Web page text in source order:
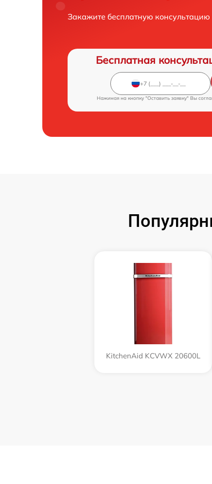
Закажите бесплатную консультацию
Бесплатная
Нажимая на кнопку "Оставить заявку" Вы
KitchenAid KCVWX 20600L